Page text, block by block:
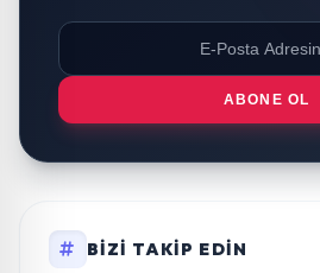
ABONE OL
BIZI TAKIP EDIN